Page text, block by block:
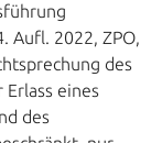
Aufl. 2022, ZPO,
des
eines
des